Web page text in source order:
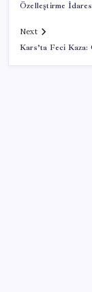
Özelleştirme
Next
Kars’ta Feci